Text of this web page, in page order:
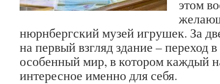
этом
нюрнбергский музей игрушек. За
на первый взгляд здание – переход
особенный мир, в котором каждый
интересное именно для себя.